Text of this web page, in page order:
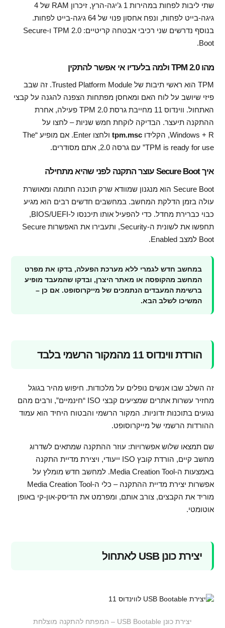
שתי ליבות לפחות במהירות 1 ג’יגה-הרץ, זיכרון RAM של 4
גיגה-בייט לפחות, ונפח אחסון פנוי של 64 גיגה-בייט לפחות.
בנוסף נדרשים שני רכיבי אבטחה קריטיים: TPM 2.0 ו-Secure
Boot.
מהו TPM 2.0 ולמה בלעדיו אי אפשר להתקין
TPM הוא ראשי תיבות של Trusted Platform Module. זה שבב
פיזי שיושב על לוח האם ומאחסן מפתחות הצפנה להגנה על קבצי
האתחול. ווינדוס 11 מחייבת גרסת TPM 2.0 פעילה, אחרת
ההתקנה תיעצר. הבדיקה לוקחת חמש שניות – לחצו על
Windows + R, הקלידו
tpm.msc
ולחצו Enter. אם מופיע “The
TPM is ready for use” עם גרסה 2.0, אתם מסודרים.
איך Secure Boot עוצר התקנה לפני שהיא מתחילה
Secure Boot הוא מנגנון שמוודא שרק תוכנה חתומה ומאושרת
עולה בזמן הדלקת המחשב. במחשבים חדשים רבים הוא מגיע
כבוי כברירת מחדל. כדי להפעיל אותו תיכנסו ל-BIOS/UEFI,
תחפשו את לשונית ה-Security, ותעבירו את האפשרות Secure
Boot למצב Enabled.
במחשב חדש לגמרי ללא מערכת הפעלה, בדקו את מפרט
המחשב מהקופסה או מאתר היצרן, ובדקו שהמעבד מופיע
ברשימת המעבדים הנתמכים של מייקרוסופט. אם כן –
המשיכו לשלב הבא.
הורדת ווינדוס 11 מהמקור הרשמי בלבד
זה השלב שבו אנשים נופלים על מלכודות. חיפוש מהיר בגוגל
מחזיר עשרות אתרים שמציעים קבצי ISO “חינמיים”, ורבים מהם
נגועים בתוכנות זדוניות. המקור הרשמי והבטוח היחיד הוא עמוד
ההורדות הרשמי של מייקרוסופט.
שם תמצאו שלוש אפשרויות: עוזר ההתקנה שמתאים לשדרוג
מחשב קיים, הורדת קובץ ISO ייעודי, ויצירת מדיית התקנה
באמצעות ה-Media Creation Tool. למחשב חדש מומלץ על
אפשרות יצירת מדיית ההתקנה – כלי ה-Media Creation Tool
מוריד את הקבצים, צורב אותם, ומפרמט את הדיסק-און-קי באופן
אוטומטי.
יצירת כונן USB לאתחול
יצירת כונן USB Bootable – המפתח להתקנה מוצלחת